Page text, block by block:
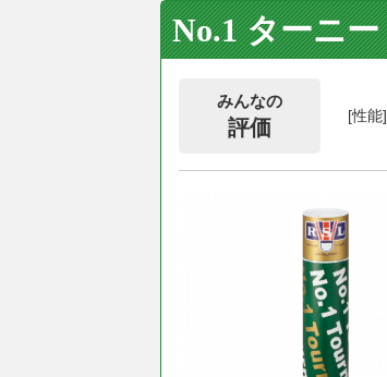
No.1 ターニー
みんなの
評価 [性能]